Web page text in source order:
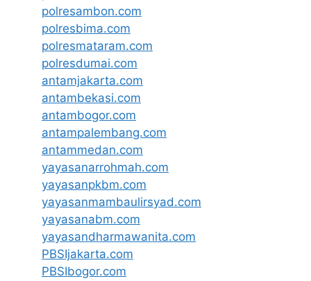
polresambon.com
polresbima.com
polresmataram.com
polresdumai.com
antamjakarta.com
antambekasi.com
antambogor.com
antampalembang.com
antammedan.com
yayasanarrohmah.com
yayasanpkbm.com
yayasanmambaulirsyad.com
yayasanabm.com
yayasandharmawanita.com
PBSIjakarta.com
PBSIbogor.com